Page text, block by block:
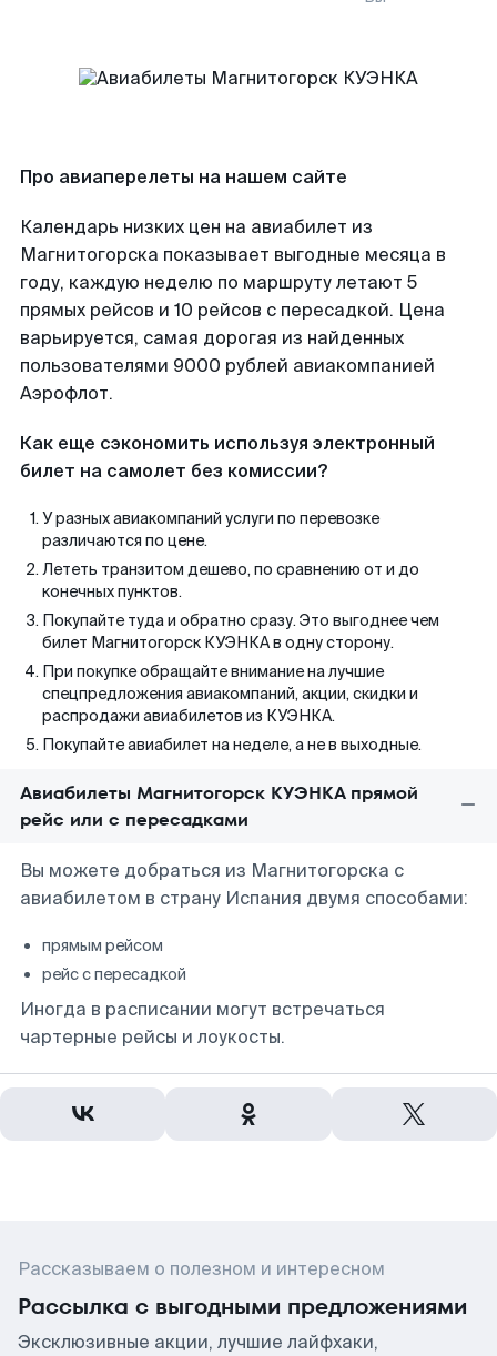
Про авиаперелеты на нашем сайте
Календарь низких цен на авиабилет из
Магнитогорска показывает выгодные месяца в
году, каждую неделю по маршруту летают 5
прямых рейсов и 10 рейсов с пересадкой. Цена
варьируется, самая дорогая из найденных
пользователями 9000 рублей авиакомпанией
Аэрофлот.
Как еще сэкономить используя электронный
билет на самолет без комиссии?
У разных авиакомпаний услуги по перевозке
различаются по цене.
Лететь транзитом дешево, по сравнению от и до
конечных пунктов.
Покупайте туда и обратно сразу. Это выгоднее чем
билет Магнитогорск КУЭНКА в одну сторону.
При покупке обращайте внимание на лучшие
спецпредложения авиакомпаний, акции, скидки и
распродажи авиабилетов из КУЭНКА.
Покупайте авиабилет на неделе, а не в выходные.
Авиабилеты Магнитогорск КУЭНКА прямой
рейс или с пересадками
Вы можете добраться из Магнитогорска с
авиабилетом в страну Испания двумя способами:
прямым рейсом
рейс с пересадкой
Иногда в расписании могут встречаться
чартерные рейсы и лоукосты.
Рассказываем о полезном и интересном
Рассылка с выгодными предложениями
Эксклюзивные акции, лучшие лайфхаки,